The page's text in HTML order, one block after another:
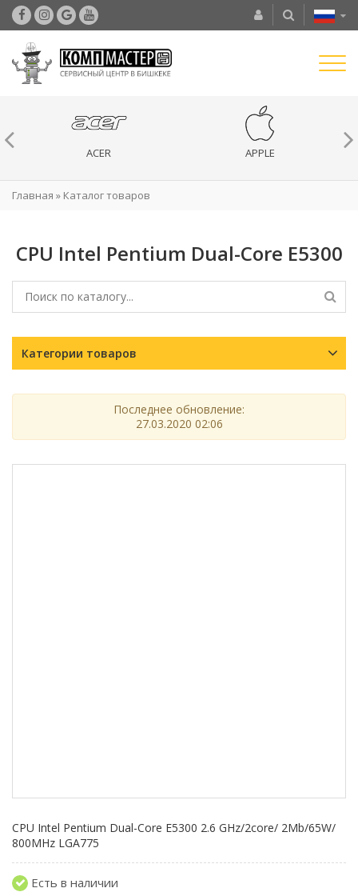
ACER APPLE
Главная » Каталог товаров
CPU Intel Pentium Dual-Core E5300
Категории товаров
Последнее обновление:
27.03.2020 02:06
CPU Intel Pentium Dual-Core E5300 2.6 GHz/2core/ 2Mb/65W/
800MHz LGA775
Есть в наличии